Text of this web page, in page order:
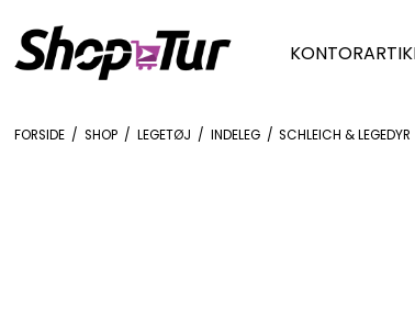
FORSIDE / SHOP / LEGETØJ / INDELEG / SCHLEICH & LEGEDYR